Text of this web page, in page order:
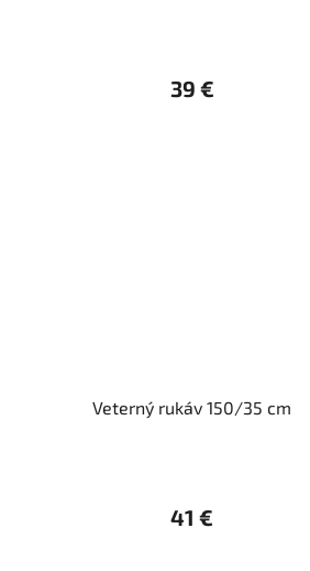
39 €
Veterný rukáv 150/35 cm
41 €